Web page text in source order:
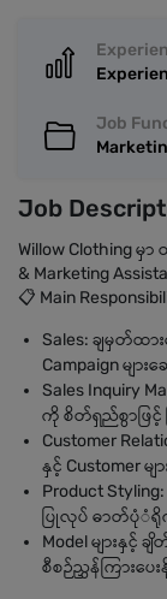
Job
Job
Willow Clothing မှ
& Marketing
📋 Main
Sales: ချမှတ်ထာ
Campaign မျာ
Sales Inquiry
ကို စိတ်ရှည်စွာဖြင့် ပ
Customer
နှင့် Customer မ
Product
ပြုလုပ် ဓာတ်ပုံံရိုက်ကူ
Model များနှင့်
စီစဉ်ညွှန်ကြားပေ